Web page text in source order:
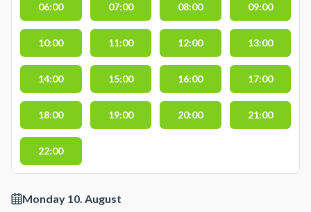
06:00 07:00 08:00 09:00
10:00 11:00 12:00 13:00
14:00 15:00 16:00 17:00
18:00 19:00 20:00 21:00
22:00
Monday 10. August